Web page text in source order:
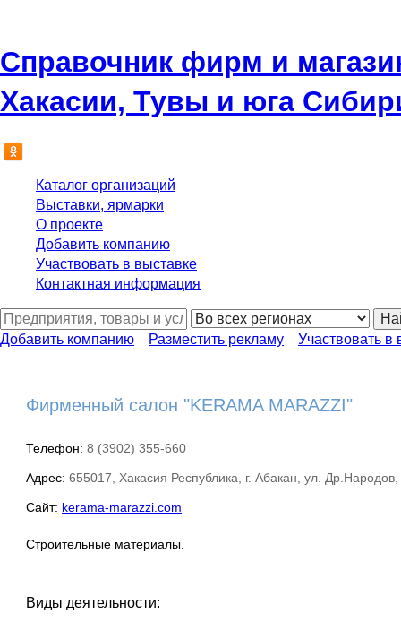
Справочник фирм и
Хакасии, Тувы и юга
Каталог организаций
Выставки, ярмарки
О проекте
Добавить компанию
Участвовать в выставке
Контактная информация
Добавить компанию
Разместить рекламу Участвовать в
Фирменный салон "KERAMA MARAZZI"
Телефон: 8 (3902) 355-660
Адрес: 655017, Хакасия Республика, г. Абакан, ул.
Сайт: kerama-marazzi.com
Строительные материалы.
Виды деятельности: